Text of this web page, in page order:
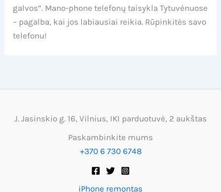
galvos”. Mano-phone telefonų taisykla Tytuvėnuose
– pagalba, kai jos labiausiai reikia. Rūpinkitės savo
telefonu!
J. Jasinskio g. 16, Vilnius, IKI parduotuvė, 2 aukštas
Paskambinkite mums
+370 6 730 6748
iPhone remontas